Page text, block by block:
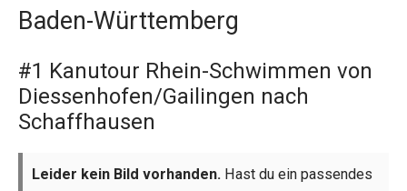
Baden-Württemberg
#1 Kanutour Rhein-Schwimmen von
Diessenhofen/Gailingen nach
Schaffhausen
Leider kein Bild vorhanden. Hast du ein passendes